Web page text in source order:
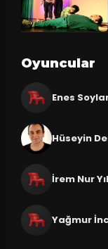
Oyuncular
Enes
Hüseyin
İrem Nur
Yağmur